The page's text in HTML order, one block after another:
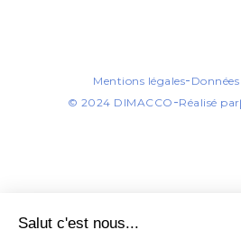
Mentions légales-
© 2024 DIMACCO -Réalisé par